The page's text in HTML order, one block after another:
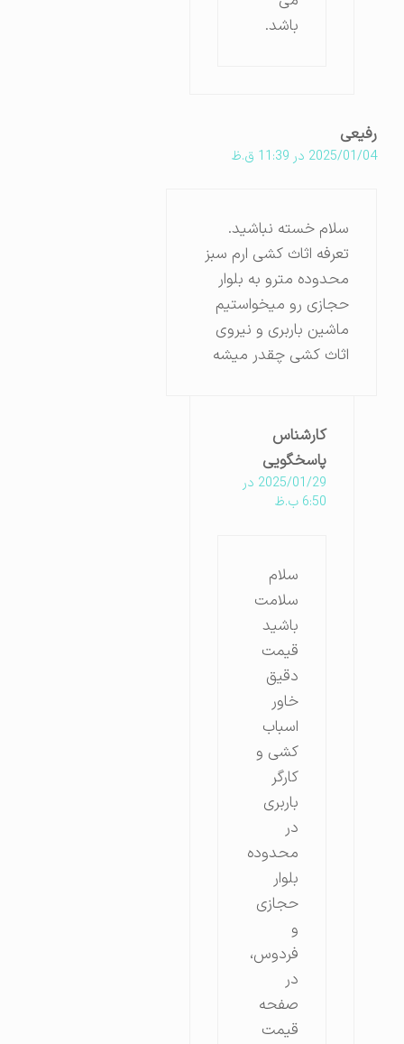
باشد.
رفیعی
2025/01/04 در 11:39 ق.ظ
سلام خسته نباشید.
تعرفه اثاث کشی ارم سبز
محدوده مترو به بلوار
حجازی رو میخواستیم
ماشین باربری و نیروی
اثاث کشی چقدر میشه
کارشناس
پاسخگویی
2025/01/29 در
سلام
سلامت
باشید
قیمت
دقیق
خاور
اسباب
کشی و
کارگر
باربری
محدوده
حجازی
فردوس،
صفحه
قیمت